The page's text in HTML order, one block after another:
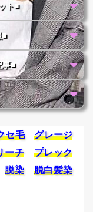
ト■
■
事■
セ毛
グレージ
ーチ
プレック
脱染
脱白髪染